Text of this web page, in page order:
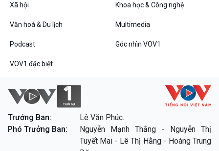
Thanh âm ký sự
Chân dung cuộc sống
Xã hội Khoa học & Công nghệ
Văn hoá & Du lịch Multimedia
Podcast Góc nhìn VOV1
VOV1 đặc biệt
Trưởng Ban:
Lê Văn Phúc.
Phó Trưởng Ban:
Nguyễn Mạnh Thắng - Nguyễn Thị
Tuyết Mai - Lê Thị Hằng - Hoàng Trung